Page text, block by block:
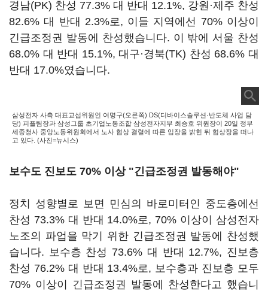
경남(PK) 찬성 77.3% 대 반대 12.1%, 강원·제주 찬성
82.6% 대 반대 2.3%로, 이들 지역에선 70% 이상이
긴급조정권 발동에 찬성했습니다. 이 밖에 서울 찬성
68.0% 대 반대 15.1%, 대구·경북(TK) 찬성 68.6% 대
반대 17.0%였습니다.
삼성전자 사측 대표교섭위원인 여명구(오른쪽) DS(디바이스솔루션·반도체 사업 담
당) 피플팀장과 삼성그룹 초기업노동조합 삼성전자지부 최승호 위원장이 20일 정부
세종청사 중앙노동위원회에서 노사 협상 결렬에 따른 입장을 밝힌 뒤 협상장을 떠나
고 있다. (사진=뉴시스)
보수도 진보도 70% 이상 "긴급조정권 발동해야"
정치 성향별로 보면 민심의 바로미터인 중도층에선
찬성 73.3% 대 반대 14.0%로, 70% 이상이 삼성전자
노조의 파업을 막기 위한 긴급조정권 발동에 찬성했
습니다. 보수층 찬성 73.6% 대 반대 12.7%, 진보층
찬성 76.2% 대 반대 13.4%로, 보수층과 진보층 모두
70% 이상이 긴급조정권 발동에 찬성한다고 했습니